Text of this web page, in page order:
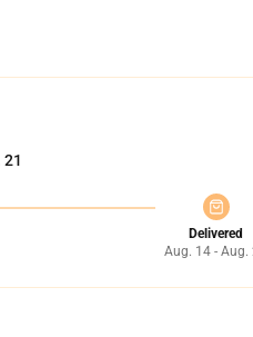
21
Delivered
Aug. 14 - Aug.